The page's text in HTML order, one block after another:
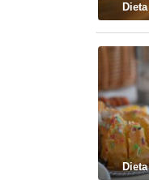
Dieta
Dieta